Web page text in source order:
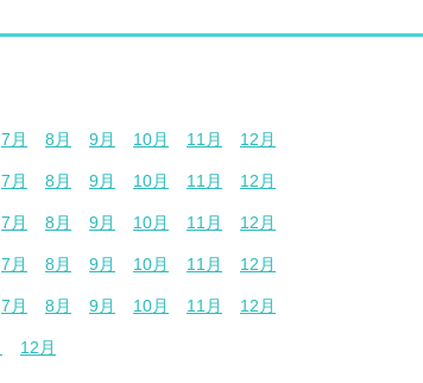
7月 8月 9月 10月 11月 12月
7月 8月 9月 10月 11月 12月
7月 8月 9月 10月 11月 12月
7月 8月 9月 10月 11月 12月
7月 8月 9月 10月 11月 12月
12月